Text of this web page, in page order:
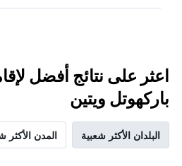
اعثر على نتائج أفضل
باركهوتل ويتين
البلدان الأكثر شعبية المدن الأكثر